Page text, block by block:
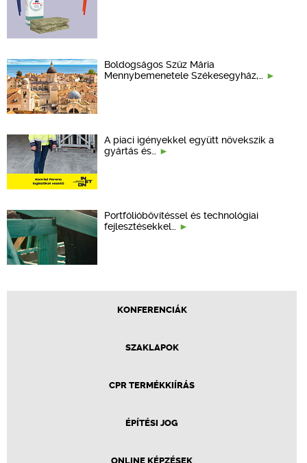
Boldogságos Szűz Mária
Mennybemenetele Székesegyház,…
A piaci igényekkel együtt növekszik a
gyártás és…
Portfólióbővítéssel és technológiai
fejlesztésekkel…
KONFERENCIÁK
SZAKLAPOK
CPR TERMÉKKIÍRÁS
ÉPÍTÉSI JOG
ONLINE KÉPZÉSEK